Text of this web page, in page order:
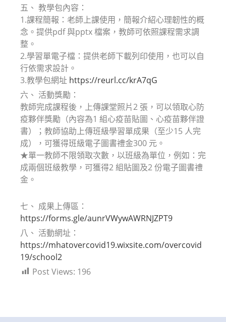
五、 教學包內容：
1.課程簡報：老師上課使用，簡報介紹心理韌性的概
念。提供pdf 與pptx 檔案，教師可依照課程需求調
整。
2.學習單電子檔：提供老師下載列印使用，也可以自
行依需求設計。
3.教學包網址 https://reurl.cc/krA7qG
六、 活動獎勵：
教師完成課程後，上傳課堂照片2 張，可以領取心防
疫夥伴獎勵（內容為1 組心疫苗貼圖、心疫苗夥伴證
書）；教師協助上傳班級學習單成果（至少15 人完
成），可獲得班級電子圖書禮金300 元。
★單一教師不限領取次數，以班級為單位，例如：完
成兩個班級教學，可獲得2 組貼圖及2 份電子圖書禮
金。
七、 成果上傳區：
https://forms.gle/aunrVWywAWRNJZPT9
八、 活動網址：
https://mhatovercovid19.wixsite.com/overcovid
19/school2
Post Views: 196